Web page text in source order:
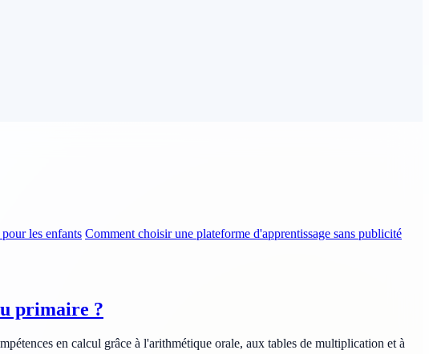
les enfants Comment choisir une plateforme d'apprentissage sans publicité
primaire ?
en calcul grâce à l'arithmétique orale, aux tables de multiplication et à